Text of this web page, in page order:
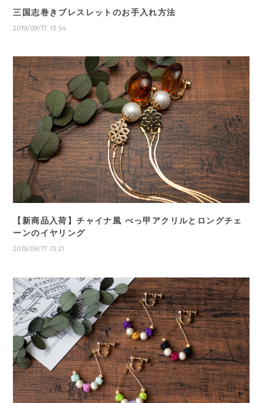
三国志巻きブレスレットのお手入れ方法
2019/09/17 13:54
【新商品入荷】チャイナ風 べっ甲アクリルとロングチェ
ーンのイヤリング
2019/09/17 13:21